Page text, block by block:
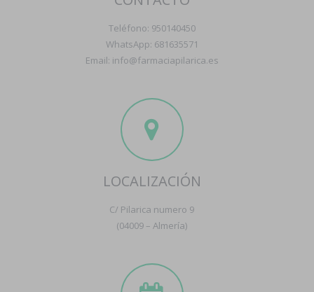
Teléfono: 950140450
WhatsApp: 681635571
Email: info@farmaciapilarica.es
LOCALIZACIÓN
C/ Pilarica numero 9
(04009 – Almería)